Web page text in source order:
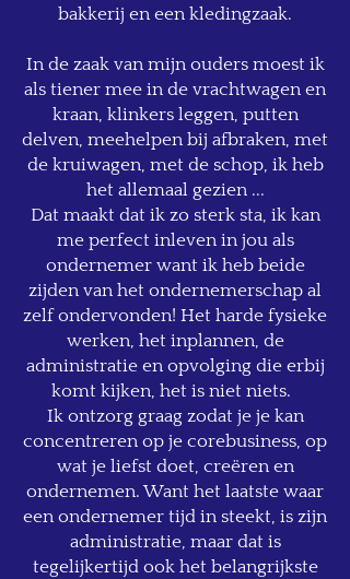
bakkerij en een kledingzaak.
In de zaak van mijn ouders moest ik
als tiener mee in de vrachtwagen en
kraan, klinkers leggen, putten
delven, meehelpen bij afbraken, met
de kruiwagen, met de schop, ik heb
het allemaal gezien ...
Dat maakt dat ik zo sterk sta, ik kan
me perfect inleven in jou als
ondernemer want ik heb beide
zijden van het ondernemerschap al
zelf ondervonden! Het harde fysieke
werken, het inplannen, de
administratie en opvolging die erbij
komt kijken, het is niet niets.
Ik ontzorg graag zodat je je kan
concentreren op je corebusiness, op
wat je liefst doet, creëren en
ondernemen. Want het laatste waar
een ondernemer tijd in steekt, is zijn
administratie, maar dat is
tegelijkertijd ook het belangrijkste